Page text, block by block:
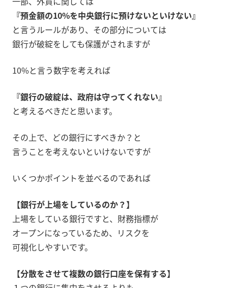
『預金額の10%を中央銀行に預けないといけない』
と言うルールがあり、その部分については
銀行が破綻をしても保護がされますが
10%と言う数字を考えれば
『銀行の破綻は、政府は守ってくれない』
と考えるべきだと思います。
その上で、どの銀行にすべきか？と
言うことを考えないといけないですが
いくつかポイントを並べるのであれば
【銀行が上場をしているのか？】
上場をしている銀行ですと、財務指標が
オープンになっているため、リスクを
可視化しやすいです。
【分散をさせて複数の銀行口座を保有する】